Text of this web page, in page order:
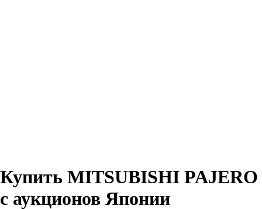
Купить MITSUBISHI PAJERO
с аукционов Японии